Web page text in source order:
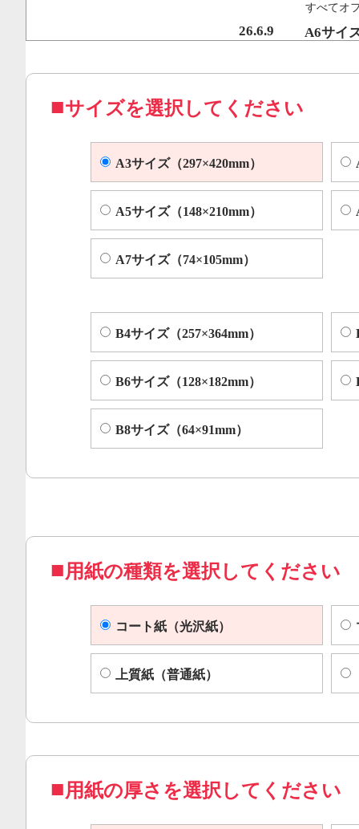
コピー機やレーザープリンター等によくある色ムラや汚
すべてオ
26.6.9 A6サイ
サイズを選択してください
A3サイズ（297×420mm）
A5サイズ（148×210mm）
A7サイズ（74×105mm）
B4サイズ（257×364mm）
B6サイズ（128×182mm）
B8サイズ（64×91mm）
用紙の種類を選択してください
コート紙（光沢紙）
上質紙（普通紙）
用紙の厚さを選択してください